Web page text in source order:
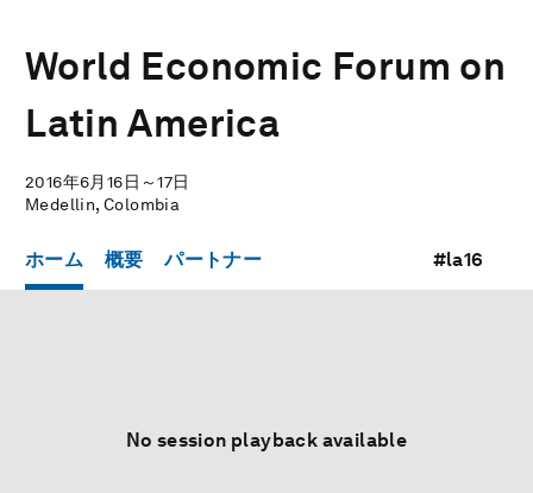
World Economic Forum on
Latin America
2016年6月16日～17日
Medellin, Colombia
ホーム 概要 パートナー #la16
No session playback available